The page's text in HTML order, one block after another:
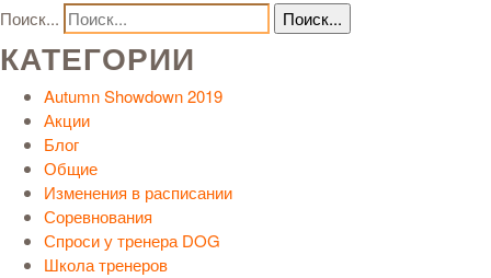
Поиск...
КАТЕГОРИИ
Autumn Showdown 2019
Акции
Блог
Общие
Изменения в расписании
Соревнования
Спроси у тренера DOG
Школа тренеров